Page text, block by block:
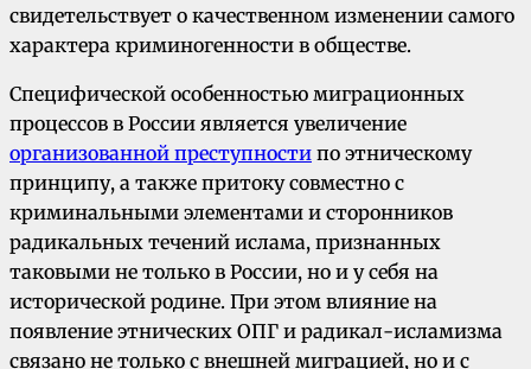
свидетельствует о качественном изменении самого
характера криминогенности в обществе.
Специфической особенностью миграционных
процессов в России является увеличение
организованной преступности по этническому
принципу, а также притоку совместно с
криминальными элементами и сторонников
радикальных течений ислама, признанных
таковыми не только в России, но и у себя на
исторической родине. При этом влияние на
появление этнических ОПГ и радикал-исламизма
связано не только с внешней миграцией, но и с